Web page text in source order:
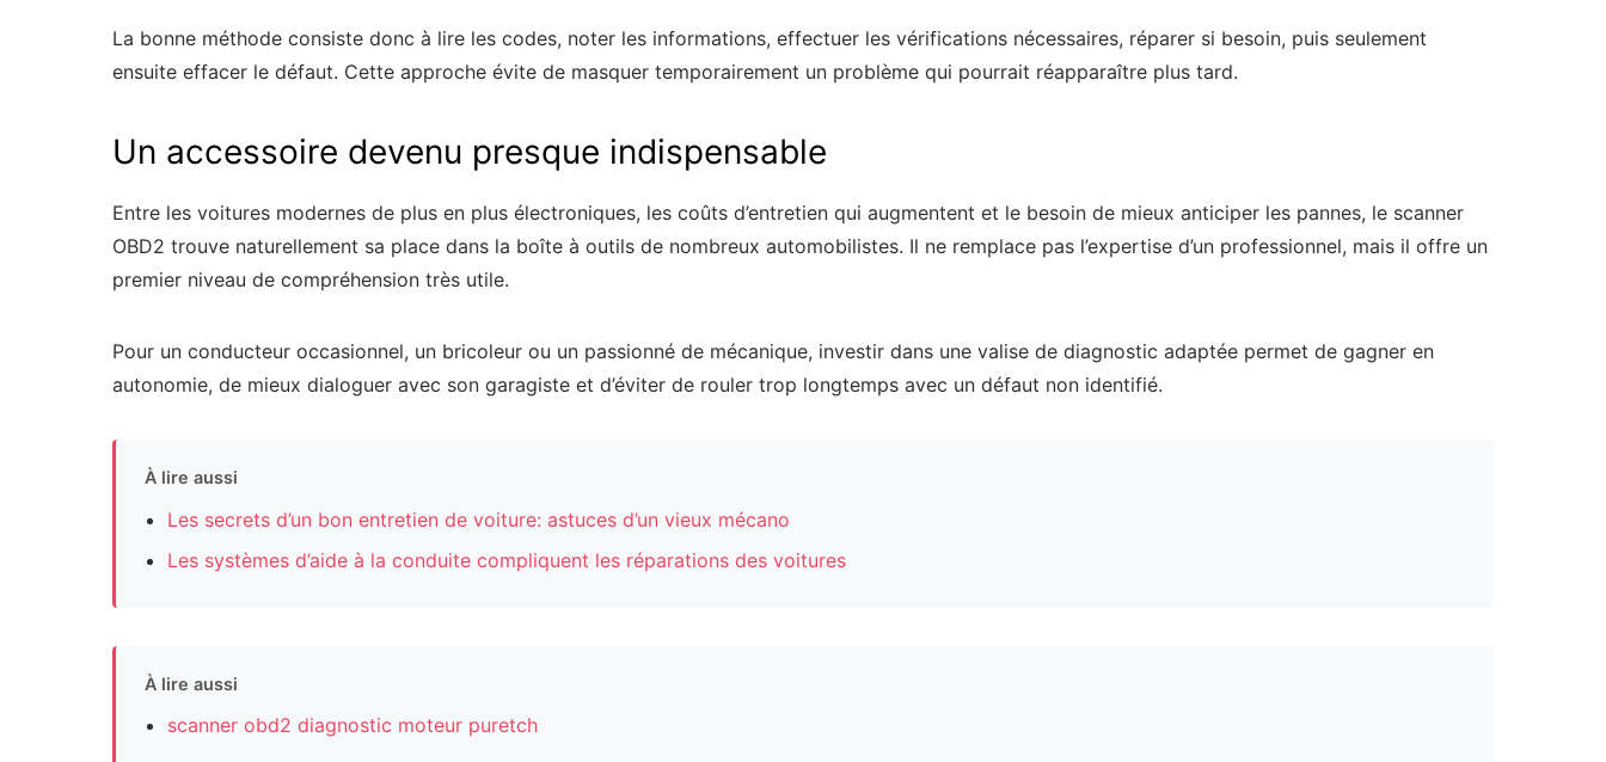
La bonne méthode consiste donc à lire les codes, noter les informations, effectuer les vérifications nécessaires, réparer si besoin, puis seulement
ensuite effacer le défaut. Cette approche évite de masquer temporairement un problème qui pourrait réapparaître plus tard.
Un accessoire devenu presque indispensable
Entre les voitures modernes de plus en plus électroniques, les coûts d’entretien qui augmentent et le besoin de mieux anticiper les pannes, le scanner
OBD2 trouve naturellement sa place dans la boîte à outils de nombreux automobilistes. Il ne remplace pas l’expertise d’un professionnel, mais il offre un
premier niveau de compréhension très utile.
Pour un conducteur occasionnel, un bricoleur ou un passionné de mécanique, investir dans une valise de diagnostic adaptée permet de gagner en
autonomie, de mieux dialoguer avec son garagiste et d’éviter de rouler trop longtemps avec un défaut non identifié.
À lire aussi
Les secrets d’un bon entretien de voiture: astuces d’un vieux mécano
Les systèmes d’aide à la conduite compliquent les réparations des voitures
À lire aussi
scanner obd2 diagnostic moteur puretch